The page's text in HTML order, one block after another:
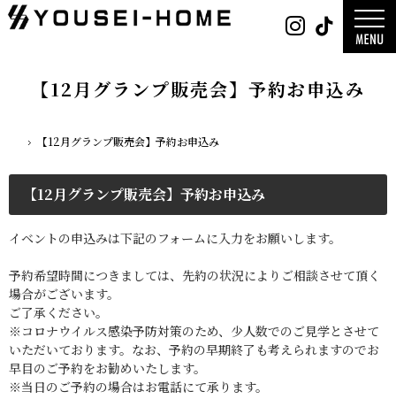
【12月グランプ販売会】予約お申込み
ホーム【12月グランプ販売会】予約お申込み
【12月グランプ販売会】予約お申込み
イベントの申込みは下記のフォームに入力をお願いします。
予約希望時間につきましては、先約の状況によりご相談させて頂く
場合がございます。
ご了承ください。
※コロナウイルス感染予防対策のため、少人数でのご見学とさせて
いただいております。なお、予約の早期終了も考えられますのでお
早目のご予約をお勧めいたします。
※当日のご予約の場合はお電話にて承ります。
デザイン
平屋
2階建て
nature -ナ
Rustic -ラ
0800-
888-
2003
営業時
間9:30
～
日
日・第